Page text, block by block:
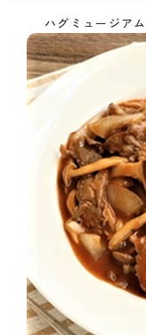
ハグミュージアム